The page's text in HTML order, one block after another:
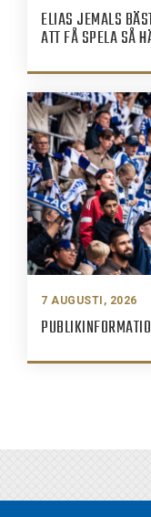
ELIAS JEMALS
ATT FÅ SPELA SÅ
7 AUGUSTI, 2026